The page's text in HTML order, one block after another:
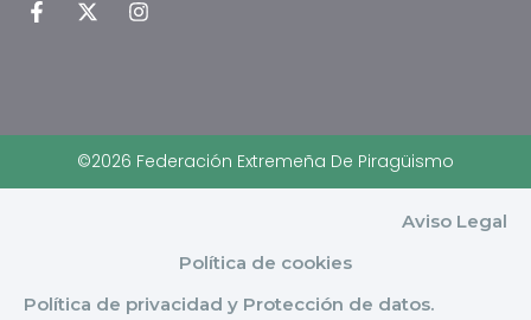
©2026 Federación Extremeña De Piragüismo
Aviso Legal
Política de cookies
Política de privacidad y Protección de datos.